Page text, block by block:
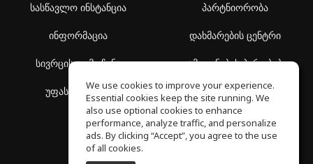
სასწავლო ინსტანცია
ინფორმაცია
სივრცის აღმოჩენა
უფასო სკოლა
პარტნიორობა
დახმარების ცენტრი
გამოყენების პირობები
კონფიდენციალურობის
პოლიტიკა
We use cookies to improve your experience.
Essential cookies keep the site running. We
also use optional cookies to enhance
performance, analyze traffic, and personalize
ads. By clicking “Accept”, you agree to the use
of all cookies.